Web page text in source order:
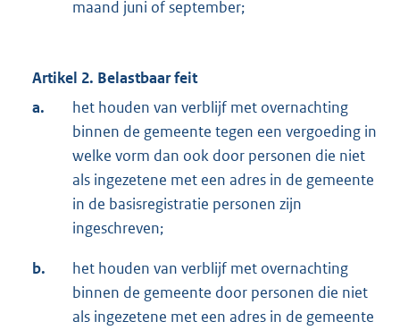
maand juni of september;
Artikel 2. Belastbaar feit
a.
het houden van verblijf met overnachting
binnen de gemeente tegen een vergoeding in
welke vorm dan ook door personen die niet
als ingezetene met een adres in de gemeente
in de basisregistratie personen zijn
ingeschreven;
b.
het houden van verblijf met overnachting
binnen de gemeente door personen die niet
als ingezetene met een adres in de gemeente